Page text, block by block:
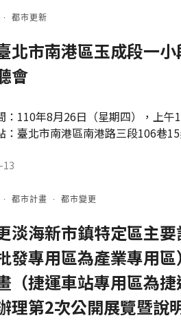
· 都市更新
北市南港區玉成段一
會
：110年8月26日（星期四），上午
：臺北市南港區南港路三段106巷
13
· 都市計畫 · 都市變更
淡海新市鎮特定區主
發專用區為產業專用
（捷運車站專用區為
理第2次公開展覽暨說